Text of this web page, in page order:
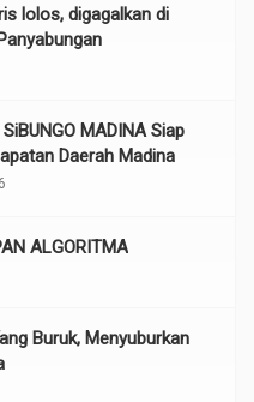
lolos, digagalkan di
MADINA Siap
Daerah Madina
ALGORITMA
Buruk, Menyuburkan